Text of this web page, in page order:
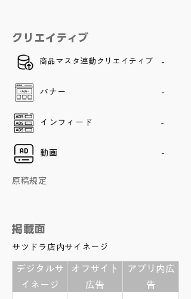
クリエイティブ
商品マスタ連動クリエイティブ -
バナー -
インフィード -
動画 -
原稿規定
掲載面
サツドラ店内サイネージ
デジタルサ
イネージ
オフサイト
広告
アプリ内広
告